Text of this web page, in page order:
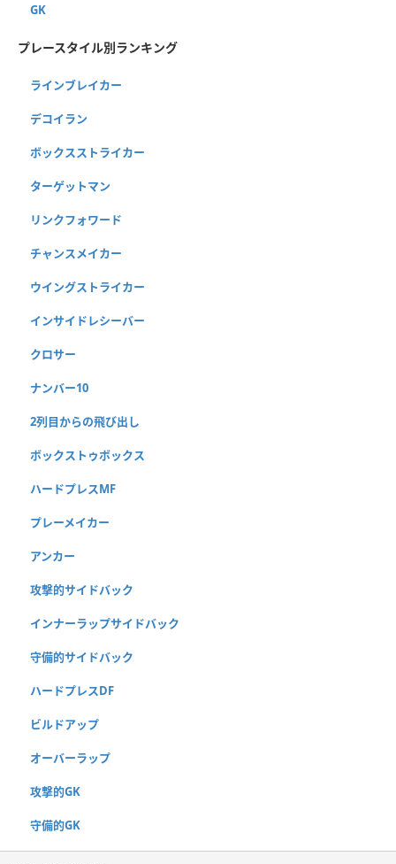
GK
プレースタイル別ランキング
ラインブレイカー
デコイラン
ボックスストライカー
ターゲットマン
リンクフォワード
チャンスメイカー
ウイングストライカー
インサイドレシーバー
クロサー
ナンバー10
2列目からの飛び出し
ボックストゥボックス
ハードプレスMF
プレーメイカー
アンカー
攻撃的サイドバック
インナーラップサイドバック
守備的サイドバック
ハードプレスDF
ビルドアップ
オーバーラップ
攻撃的GK
守備的GK